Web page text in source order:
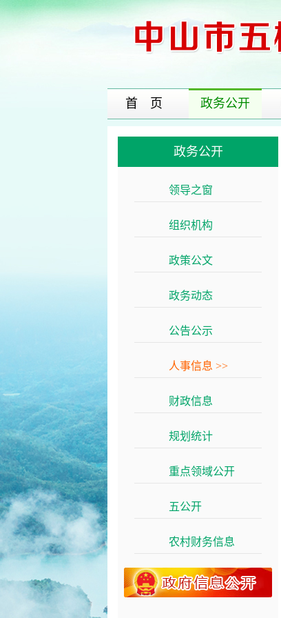
首 页 政务公开
政务公开
领导之窗
组织机构
政策公文
政务动态
公告公示
人事信息 >>
财政信息
规划统计
重点领域公开
五公开
农村财务信息